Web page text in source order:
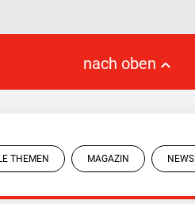
nach oben
THEMEN MAGAZIN NEWS